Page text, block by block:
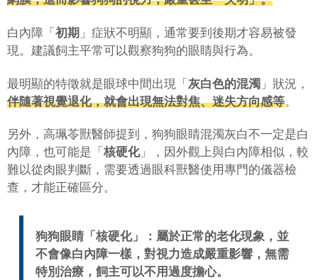
白內障「 初期 」症狀不明顯，通常要到後期才容易被發
現。建議飼主平常可以觀察狗狗的眼睛與行為。
最明顯的特徵就是眼球中間出現「 灰白色的混濁 」狀況，
伴隨著視覺退化，就會出現無法對焦、迷失方向感等。
另外，高珮苓獸醫師提到，狗狗眼睛混濁灰白不一定是白
內障，也可能是「 核硬化」，因外觀上與白內障相似，較
難以從肉眼判斷，需要透過眼科獸醫使用專門的儀器檢
查，才能正確區分。
狗狗眼睛「核硬化」：屬於正常的老化現象，並
不會像白內障一樣，對視力造成嚴重影響，無需
特別治療，飼主可以不用過度擔心。